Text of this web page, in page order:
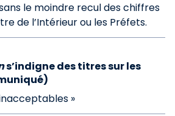
le moindre recul des chiffres
de l’Intérieur ou les Préfets.
s’indigne des titres sur les
»